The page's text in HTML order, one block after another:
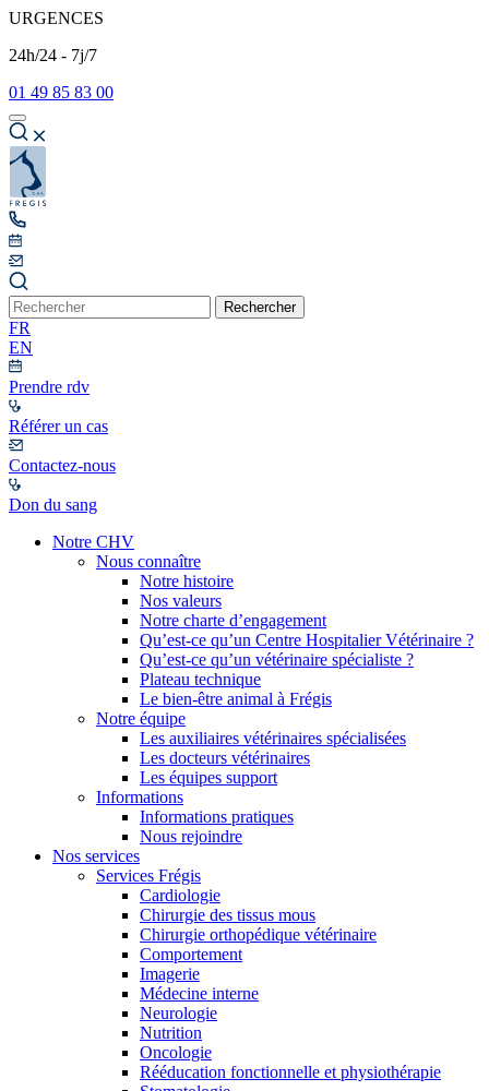
URGENCES
24h/24 - 7j/7
01 49 85 83 00
Rechercher
FR
EN
Prendre rdv
Référer un cas
Contactez-nous
Don du sang
Notre CHV
Nous connaître
Notre histoire
Nos valeurs
Notre charte d’engagement
Qu’est-ce qu’un Centre Hospitalier Vétérinaire ?
Qu’est-ce qu’un vétérinaire spécialiste ?
Plateau technique
Le bien-être animal à Frégis
Notre équipe
Les auxiliaires vétérinaires spécialisées
Les docteurs vétérinaires
Les équipes support
Informations
Informations pratiques
Nous rejoindre
Nos services
Services Frégis
Cardiologie
Chirurgie des tissus mous
Chirurgie orthopédique vétérinaire
Comportement
Imagerie
Médecine interne
Neurologie
Nutrition
Oncologie
Rééducation fonctionnelle et physiothérapie